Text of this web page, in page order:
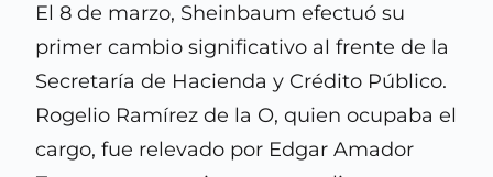
El 8 de marzo, Sheinbaum efectuó su
primer cambio significativo al frente de la
Secretaría de Hacienda y Crédito Público.
Rogelio Ramírez de la O, quien ocupaba el
cargo, fue relevado por Edgar Amador